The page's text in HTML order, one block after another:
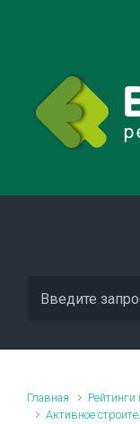
Главная Рейтинги
Активное